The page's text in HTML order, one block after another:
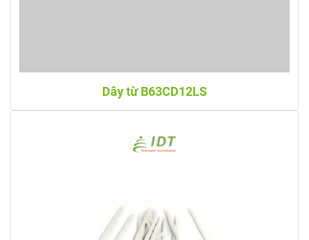
Dây từ B63CD12LS